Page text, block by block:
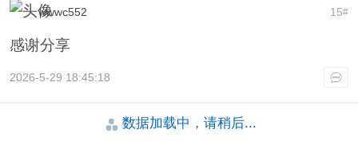
15#
wwwc552
感谢分享
2026-5-29 18:45:18
数据加载中，请稍后...